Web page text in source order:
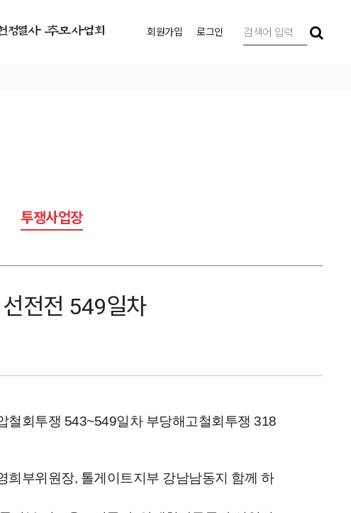
정열사 추모사업회 회원가입 로그인
투쟁사업장
전전 549일차
철회투쟁 543~549일차 부당해고철회투쟁 318
희부위원장, 톨게이트지부 강남남동지 함께 하